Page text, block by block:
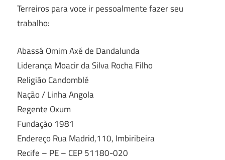
Terreiros para voce ir pessoalmente fazer seu
trabalho:
Abassá Omim Axé de Dandalunda
Liderança Moacir da Silva Rocha Filho
Religião Candomblé
Nação / Linha Angola
Regente Oxum
Fundação 1981
Endereço Rua Madrid,110, Imbiribeira
Recife – PE – CEP 51180-020